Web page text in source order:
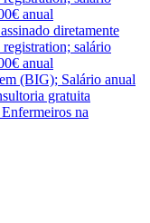
anual
diretamente
salário
anual
(BIG); Salário anual
gratuita
na